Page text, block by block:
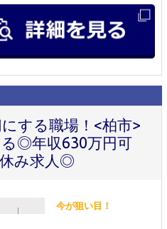
する職場！<柏市>
◎年収630万円可
み求人◎
今が狙い目！